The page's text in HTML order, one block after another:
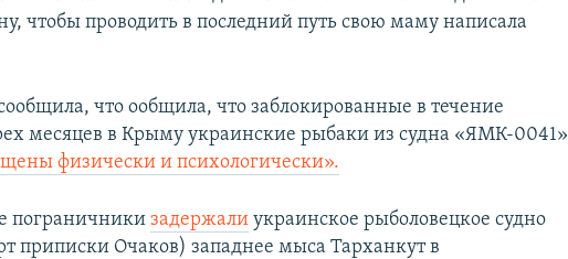
чтобы проводить в последний путь свою маму написала
что ообщила, что заблокированные в течение
месяцев в Крыму украинские рыбаки из судна «ЯМК-0041»
физически и психологически».
пограничникизадержали украинское рыболовецкое судно
приписки Очаков) западнее мыса Тарханкут в